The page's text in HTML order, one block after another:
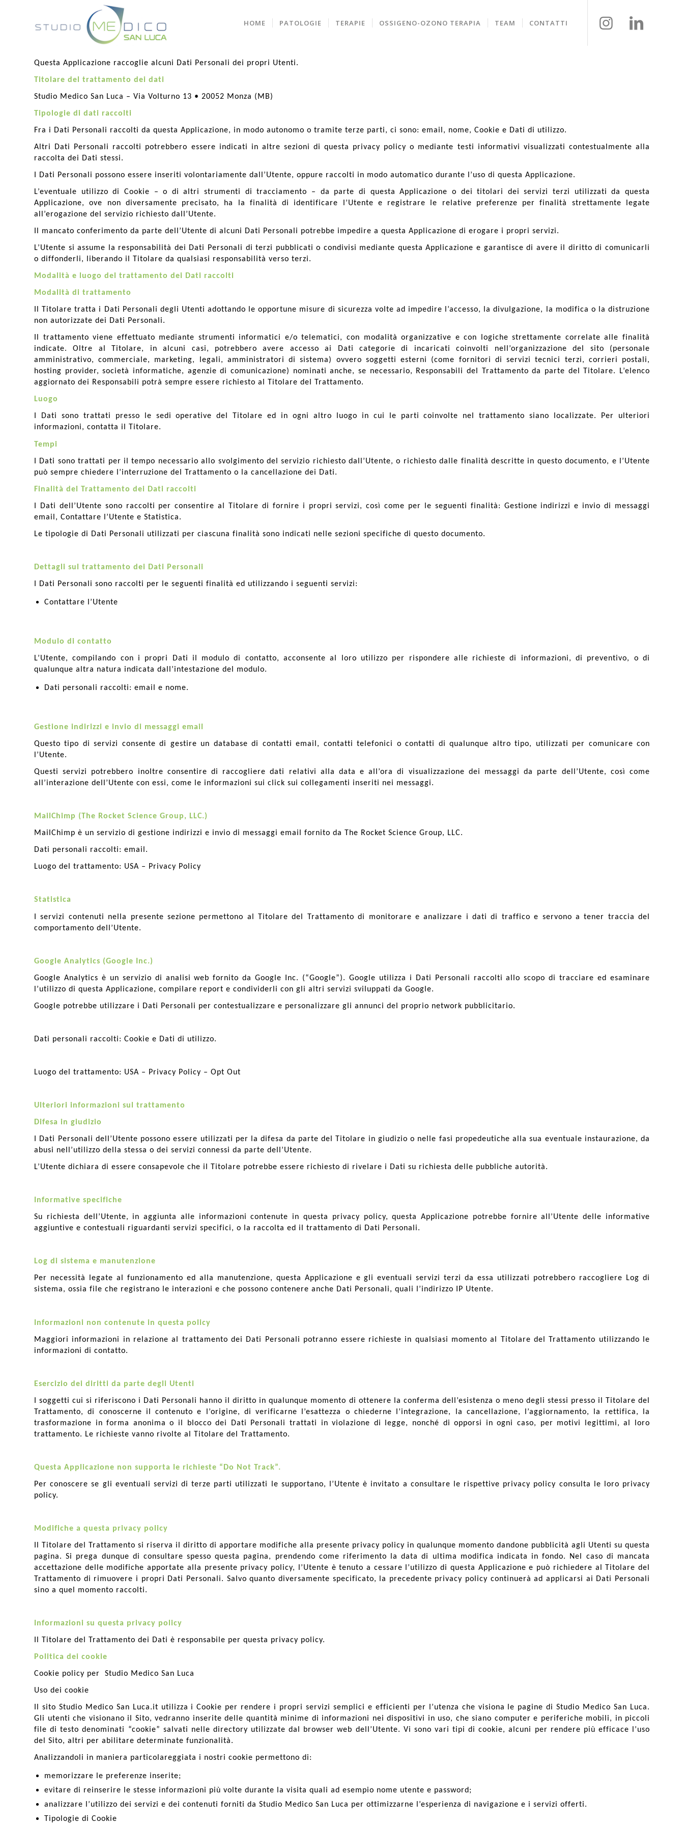
HOME PATOLOGIE TERAPIE OSSIGENO-OZONO TERAPIA TEAM CONTATTI
Questa Applicazione raccoglie alcuni Dati Personali dei propri Utenti.
Titolare del trattamento dei dati
Studio Medico San Luca – Via Volturno 13 • 20052 Monza (MB)
Tipologie di dati raccolti
Fra i Dati Personali raccolti da questa Applicazione, in modo autonomo o tramite terze parti, ci sono: email, nome, Cookie e Dati di utilizzo.
Altri Dati Personali raccolti potrebbero essere indicati in altre sezioni di questa privacy policy o mediante testi informativi visualizzati contestualmente alla
raccolta dei Dati stessi.
I Dati Personali possono essere inseriti volontariamente dall’Utente, oppure raccolti in modo automatico durante l’uso di questa Applicazione.
L’eventuale utilizzo di Cookie – o di altri strumenti di tracciamento – da parte di questa Applicazione o dei titolari dei servizi terzi utilizzati da questa
Applicazione, ove non diversamente precisato, ha la finalità di identificare l’Utente e registrare le relative preferenze per finalità strettamente legate
all’erogazione del servizio richiesto dall’Utente.
Il mancato conferimento da parte dell’Utente di alcuni Dati Personali potrebbe impedire a questa Applicazione di erogare i propri servizi.
L’Utente si assume la responsabilità dei Dati Personali di terzi pubblicati o condivisi mediante questa Applicazione e garantisce di avere il diritto di comunicarli
o diffonderli, liberando il Titolare da qualsiasi responsabilità verso terzi.
Modalità e luogo del trattamento dei Dati raccolti
Modalità di trattamento
Il Titolare tratta i Dati Personali degli Utenti adottando le opportune misure di sicurezza volte ad impedire l’accesso, la divulgazione, la modifica o la distruzione
non autorizzate dei Dati Personali.
Il trattamento viene effettuato mediante strumenti informatici e/o telematici, con modalità organizzative e con logiche strettamente correlate alle finalità
indicate. Oltre al Titolare, in alcuni casi, potrebbero avere accesso ai Dati categorie di incaricati coinvolti nell’organizzazione del sito (personale
amministrativo, commerciale, marketing, legali, amministratori di sistema) ovvero soggetti esterni (come fornitori di servizi tecnici terzi, corrieri postali,
hosting provider, società informatiche, agenzie di comunicazione) nominati anche, se necessario, Responsabili del Trattamento da parte del Titolare. L’elenco
aggiornato dei Responsabili potrà sempre essere richiesto al Titolare del Trattamento.
Luogo
I Dati sono trattati presso le sedi operative del Titolare ed in ogni altro luogo in cui le parti coinvolte nel trattamento siano localizzate. Per ulteriori
informazioni, contatta il Titolare.
Tempi
I Dati sono trattati per il tempo necessario allo svolgimento del servizio richiesto dall’Utente, o richiesto dalle finalità descritte in questo documento, e l’Utente
può sempre chiedere l’interruzione del Trattamento o la cancellazione dei Dati.
Finalità del Trattamento dei Dati raccolti
I Dati dell’Utente sono raccolti per consentire al Titolare di fornire i propri servizi, così come per le seguenti finalità: Gestione indirizzi e invio di messaggi
email, Contattare l’Utente e Statistica.
Le tipologie di Dati Personali utilizzati per ciascuna finalità sono indicati nelle sezioni specifiche di questo documento.
Dettagli sul trattamento dei Dati Personali
I Dati Personali sono raccolti per le seguenti finalità ed utilizzando i seguenti servizi:
Contattare l’Utente
Modulo di contatto
L’Utente, compilando con i propri Dati il modulo di contatto, acconsente al loro utilizzo per rispondere alle richieste di informazioni, di preventivo, o di
qualunque altra natura indicata dall’intestazione del modulo.
Dati personali raccolti: email e nome.
Gestione indirizzi e invio di messaggi email
Questo tipo di servizi consente di gestire un database di contatti email, contatti telefonici o contatti di qualunque altro tipo, utilizzati per comunicare con
l’Utente.
Questi servizi potrebbero inoltre consentire di raccogliere dati relativi alla data e all’ora di visualizzazione dei messaggi da parte dell’Utente, così come
all’interazione dell’Utente con essi, come le informazioni sui click sui collegamenti inseriti nei messaggi.
MailChimp (The Rocket Science Group, LLC.)
MailChimp è un servizio di gestione indirizzi e invio di messaggi email fornito da The Rocket Science Group, LLC.
Dati personali raccolti: email.
Luogo del trattamento: USA – Privacy Policy
Statistica
I servizi contenuti nella presente sezione permettono al Titolare del Trattamento di monitorare e analizzare i dati di traffico e servono a tener traccia del
comportamento dell’Utente.
Google Analytics (Google Inc.)
Google Analytics è un servizio di analisi web fornito da Google Inc. (“Google”). Google utilizza i Dati Personali raccolti allo scopo di tracciare ed esaminare
l’utilizzo di questa Applicazione, compilare report e condividerli con gli altri servizi sviluppati da Google.
Google potrebbe utilizzare i Dati Personali per contestualizzare e personalizzare gli annunci del proprio network pubblicitario.
Dati personali raccolti: Cookie e Dati di utilizzo.
Luogo del trattamento: USA – Privacy Policy – Opt Out
Ulteriori informazioni sul trattamento
Difesa in giudizio
I Dati Personali dell’Utente possono essere utilizzati per la difesa da parte del Titolare in giudizio o nelle fasi propedeutiche alla sua eventuale instaurazione, da
abusi nell’utilizzo della stessa o dei servizi connessi da parte dell’Utente.
L’Utente dichiara di essere consapevole che il Titolare potrebbe essere richiesto di rivelare i Dati su richiesta delle pubbliche autorità.
Informative specifiche
Su richiesta dell’Utente, in aggiunta alle informazioni contenute in questa privacy policy, questa Applicazione potrebbe fornire all’Utente delle informative
aggiuntive e contestuali riguardanti servizi specifici, o la raccolta ed il trattamento di Dati Personali.
Log di sistema e manutenzione
Per necessità legate al funzionamento ed alla manutenzione, questa Applicazione e gli eventuali servizi terzi da essa utilizzati potrebbero raccogliere Log di
sistema, ossia file che registrano le interazioni e che possono contenere anche Dati Personali, quali l’indirizzo IP Utente.
Informazioni non contenute in questa policy
Maggiori informazioni in relazione al trattamento dei Dati Personali potranno essere richieste in qualsiasi momento al Titolare del Trattamento utilizzando le
informazioni di contatto.
Esercizio dei diritti da parte degli Utenti
I soggetti cui si riferiscono i Dati Personali hanno il diritto in qualunque momento di ottenere la conferma dell’esistenza o meno degli stessi presso il Titolare del
Trattamento, di conoscerne il contenuto e l’origine, di verificarne l’esattezza o chiederne l’integrazione, la cancellazione, l’aggiornamento, la rettifica, la
trasformazione in forma anonima o il blocco dei Dati Personali trattati in violazione di legge, nonché di opporsi in ogni caso, per motivi legittimi, al loro
trattamento. Le richieste vanno rivolte al Titolare del Trattamento.
Questa Applicazione non supporta le richieste “Do Not Track”.
Per conoscere se gli eventuali servizi di terze parti utilizzati le supportano, l’Utente è invitato a consultare le rispettive privacy policy consulta le loro privacy
policy.
Modifiche a questa privacy policy
Il Titolare del Trattamento si riserva il diritto di apportare modifiche alla presente privacy policy in qualunque momento dandone pubblicità agli Utenti su questa
pagina. Si prega dunque di consultare spesso questa pagina, prendendo come riferimento la data di ultima modifica indicata in fondo. Nel caso di mancata
accettazione delle modifiche apportate alla presente privacy policy, l’Utente è tenuto a cessare l’utilizzo di questa Applicazione e può richiedere al Titolare del
Trattamento di rimuovere i propri Dati Personali. Salvo quanto diversamente specificato, la precedente privacy policy continuerà ad applicarsi ai Dati Personali
sino a quel momento raccolti.
Informazioni su questa privacy policy
Il Titolare del Trattamento dei Dati è responsabile per questa privacy policy.
Politica dei cookie
Cookie policy per Studio Medico San Luca
Uso dei cookie
Il sito Studio Medico San Luca.it utilizza i Cookie per rendere i propri servizi semplici e efficienti per l’utenza che visiona le pagine di Studio Medico San Luca.
Gli utenti che visionano il Sito, vedranno inserite delle quantità minime di informazioni nei dispositivi in uso, che siano computer e periferiche mobili, in piccoli
file di testo denominati “cookie” salvati nelle directory utilizzate dal browser web dell’Utente. Vi sono vari tipi di cookie, alcuni per rendere più efficace l’uso
del Sito, altri per abilitare determinate funzionalità.
Analizzandoli in maniera particolareggiata i nostri cookie permettono di:
memorizzare le preferenze inserite;
evitare di reinserire le stesse informazioni più volte durante la visita quali ad esempio nome utente e password;
analizzare l’utilizzo dei servizi e dei contenuti forniti da Studio Medico San Luca per ottimizzarne l’esperienza di navigazione e i servizi offerti.
Tipologie di Cookie